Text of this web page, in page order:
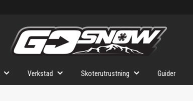
Verkstad Skoterutrustning Guider